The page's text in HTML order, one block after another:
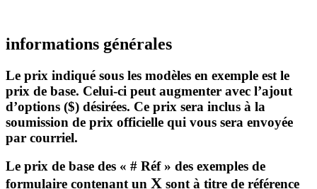
informations générales
Le prix indiqué sous les modèles en exemple est le
prix de base. Celui-ci peut augmenter avec l’ajout
d’options ($) désirées. Ce prix sera inclus à la
soumission de prix officielle qui vous sera envoyée
par courriel.
Le prix de base des « # Réf » des exemples de
formulaire contenant un X sontà titre de référence